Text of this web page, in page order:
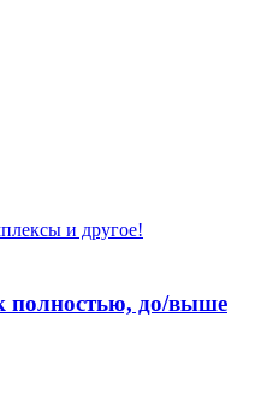
полностью, до/выше